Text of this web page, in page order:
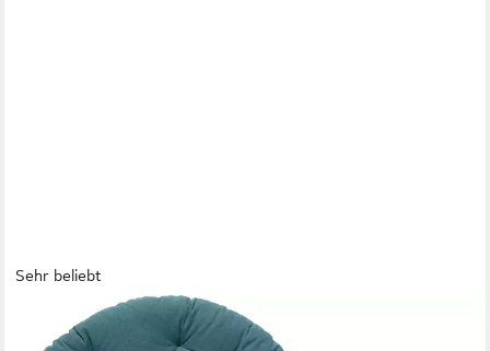
Sehr beliebt
Stuhlkissen Stuhlkissen rund 2er-Pack, Uni